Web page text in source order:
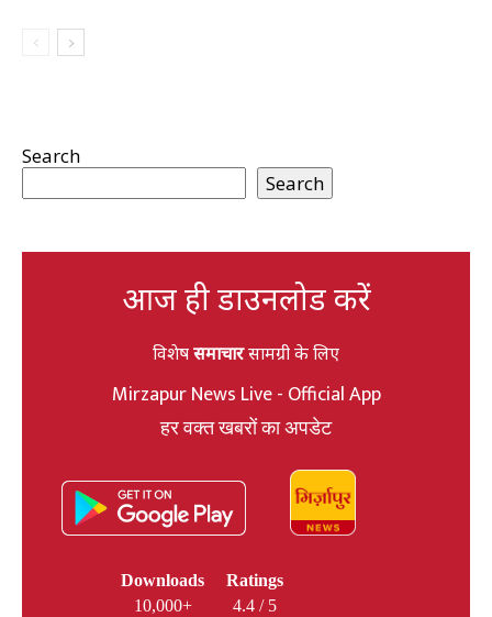
Search
Search
आज ही डाउनलोड करें
विशेषसमाचारसामग्री के लिए
Mirzapur News Live - Official App
हर वक्त खबरों का अपडेट
Downloads
10,000+
Ratings
4.4 / 5